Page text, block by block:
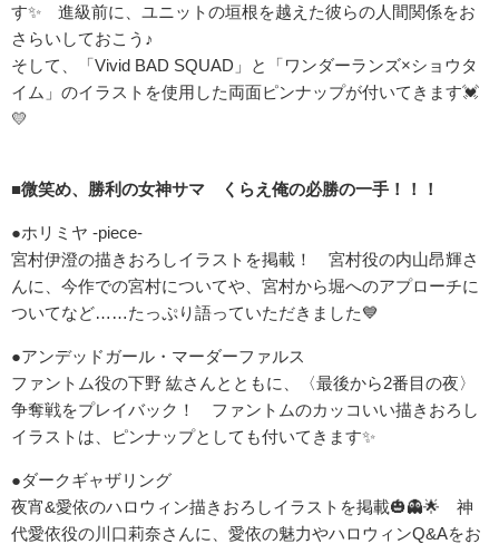
す✨ 進級前に、ユニットの垣根を越えた彼らの人間関係をお
さらいしておこう♪
そして、「Vivid BAD SQUAD」と「ワンダーランズ×ショウタ
イム」のイラストを使用した両面ピンナップが付いてきます💓
💛
■微笑め、勝利の女神サマ くらえ俺の必勝の一手！！！
●ホリミヤ -piece-
宮村伊澄の描きおろしイラストを掲載！ 宮村役の内山昂輝さ
んに、今作での宮村についてや、宮村から堀へのアプローチに
ついてなど……たっぷり語っていただきました💙
●アンデッドガール・マーダーファルス
ファントム役の下野 紘さんとともに、〈最後から2番目の夜〉
争奪戦をプレイバック！ ファントムのカッコいい描きおろし
イラストは、ピンナップとしても付いてきます✨
●ダークギャザリング
夜宵&愛依のハロウィン描きおろしイラストを掲載🎃👻🌟 神
代愛依役の川口莉奈さんに、愛依の魅力やハロウィンQ&Aをお